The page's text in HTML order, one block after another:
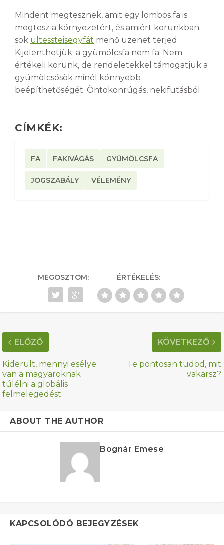
Mindent megtesznek, amit egy lombos fa is
megtesz a környezetért, és amiért korunkban
sok ültessteisegyfát menő üzenet terjed.
Kijelenthetjük: a gyümölcsfa nem fa. Nem
értékeli korunk, de rendeletekkel támogatjuk a
gyümölcsösök minél könnyebb
beépíthetőségét. Öntökönrúgás, nekifutásból.
CÍMKÉK:
FA FAKIVÁGÁS GYÜMÖLCSFA
JOGSZABÁLY VÉLEMÉNY
MEGOSZTOM: ÉRTÉKELÉS:
ELŐZŐ
Kiderült, mennyi esélye
van a magyaroknak
túlélni a globális
felmelegedést
KÖVETKEZŐ
Te pontosan tudod, mit
vakarsz?
ABOUT THE AUTHOR
Bognár Emese
KAPCSOLÓDÓ BEJEGYZÉSEK